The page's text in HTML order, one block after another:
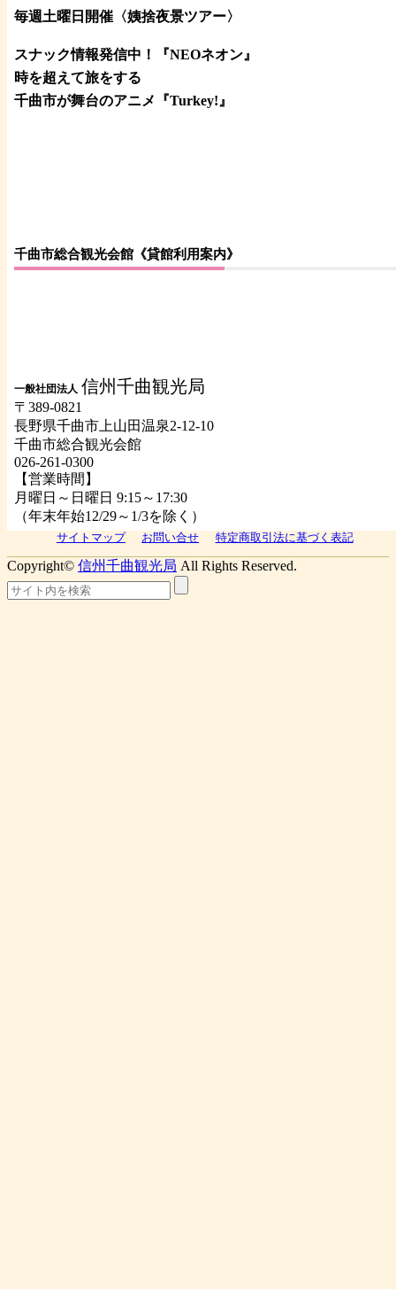
毎週土曜日開催〈姨捨夜景ツアー〉
スナック情報発信中！『NEOネオン』
時を超えて旅をする
千曲市が舞台のアニメ『Turkey!』
千曲市総合観光会館《貸館利用案内》
一般社団法人 信州千曲観光局
〒389-0821
長野県千曲市上山田温泉2-12-10
千曲市総合観光会館
026-261-0300
【営業時間】
月曜日～日曜日 9:15～17:30
（年末年始12/29～1/3を除く）
サイトマップ お問い合せ 特定商取引法に基づく表記
Copyright© 信州千曲観光局 All Rights Reserved.